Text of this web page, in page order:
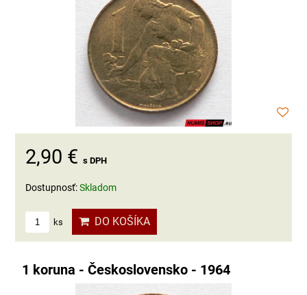
2,90 € s DPH
Dostupnosť:Skladom
ks DO KOŠÍKA
1 koruna - Československo - 1964